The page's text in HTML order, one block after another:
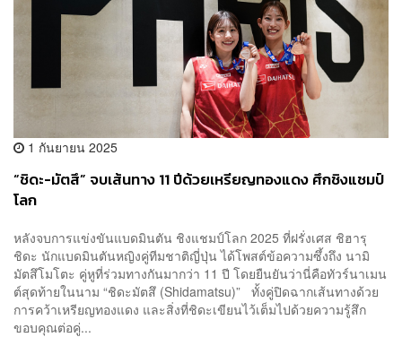
1 กันยายน 2025
“ชิดะ-มัตสึ” จบเส้นทาง 11 ปีด้วยเหรียญทองแดง ศึกชิงแชมป์
โลก
หลังจบการแข่งขันแบดมินตัน ชิงแชมป์โลก 2025 ที่ฝรั่งเศส ชิฮารุ
ชิดะ นักแบดมินตันหญิงคู่ทีมชาติญี่ปุ่น ได้โพสต์ข้อความซึ้งถึง นามิ
มัตสึโมโตะ คู่หูที่ร่วมทางกันมากว่า 11 ปี โดยยืนยันว่านี่คือทัวร์นาเมน
ต์สุดท้ายในนาม “ชิดะมัตสึ (Shidamatsu)” ทั้งคู่ปิดฉากเส้นทางด้วย
การคว้าเหรียญทองแดง และสิ่งที่ชิดะเขียนไว้เต็มไปด้วยความรู้สึก
ขอบคุณต่อคู่...